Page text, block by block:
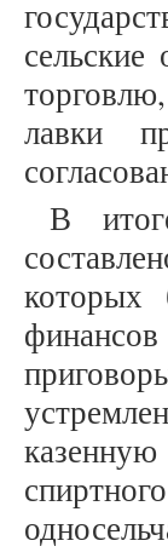
лавки
В
которых